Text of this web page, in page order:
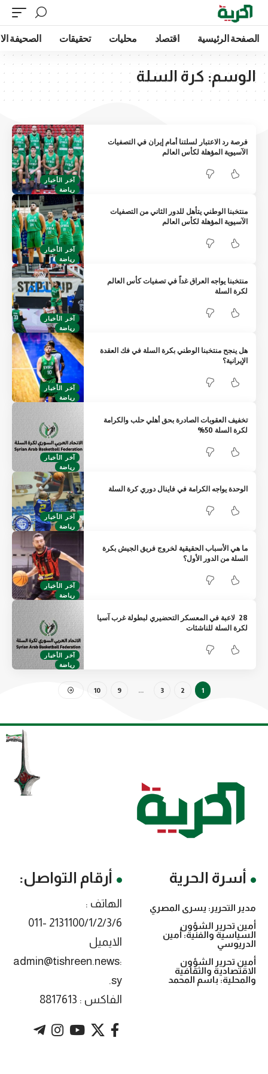
الصفحة الرئيسية اقتصاد محليات تحقيقات الصحيفة
الوسم: كرة السلة
آخر الأخبار
رياضة
فرصة رد الاعتبار لسلتنا أمام إيران في التصفيات
الآسيوية المؤهلة لكأس العالم
آخر الأخبار
رياضة
منتخبنا الوطني يتأهل للدور الثاني من التصفيات
الآسيوية المؤهلة لكأس العالم
آخر الأخبار
رياضة
منتخبنا يواجه العراق غداً في تصفيات كأس العالم
لكرة السلة
آخر الأخبار
رياضة
هل ينجح منتخبنا الوطني بكرة السلة في فك العقدة
الإيرانية؟
آخر الأخبار
رياضة
تخفيف العقوبات الصادرة بحق أهلي حلب والكرامة
لكرة السلة 50%
آخر الأخبار
رياضة
الوحدة يواجه الكرامة في فاينال دوري كرة السلة
آخر الأخبار
رياضة
ما هي الأسباب الحقيقية لخروج فريق الجيش بكرة
السلة من الدور الأول؟
آخر الأخبار
رياضة
28 لاعبة في المعسكر التحضيري لبطولة غرب آسيا
لكرة السلة للناشئات
1
2
3
9
10
أسرة الحرية
مدير التحرير: يسرى المصري
أمين تحرير الشؤون
السياسية والفنية: أمين
الدريوسي
أمين تحرير الشؤون
الاقتصادية والثقافية
والمحلية: باسم المحمد
أرقام التواصل:
الهاتف :
2131100/1/2/3/6 -011
الايميل
:admin@tishreen.news
.sy
الفاكس : 8817613